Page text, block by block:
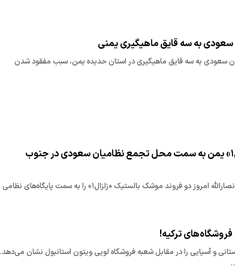
سعودی به سه قایق ماهیگیری یمنی
سعودی به سه قایق ماهیگیری در استان حدیده یمن، سبب مفقود شدن
شلیک ۲ موشک «زلزال۱» یمن به سمت محل تجمع نظامیان سعودی در جنوب
یگان موشکی ارتش یمن و انصارالله امروز دو فروند موشک بالستیک «زلزال۱» را به سمت پایگاه‌های نظامی
ترکیه!
و آسیایی را در مقابل شعبه فروشگاه لویی ویتون استانبول نشان می‌دهد.